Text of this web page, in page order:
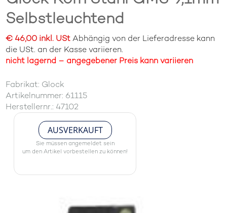
Selbstleuchtend
€ 46,00 inkl. UStAbhängig von der Lieferadresse kann
die USt. an der Kasse variieren.
nicht lagernd – angegebener Preis kann variieren
Fabrikat: Glock
Artikelnummer: 61115
Herstellernr.: 47102
AUSVERKAUFT
Sie müssen angemeldet sein
um den Artikel vorbestellen zu können!